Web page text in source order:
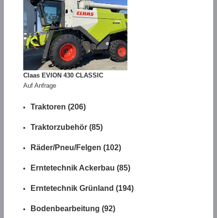
Claas EVION 430 CLASSIC
Auf Anfrage
Traktoren (206)
Traktorzubehör (85)
Räder/Pneu/Felgen (102)
Erntetechnik Ackerbau (85)
Erntetechnik Grünland (194)
Bodenbearbeitung (92)